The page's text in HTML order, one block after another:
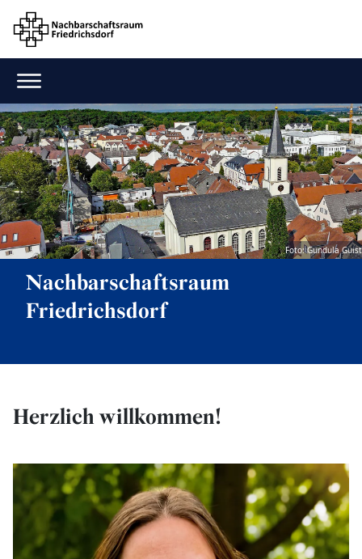
Foto: Gundula Guist
Nachbarschaftsraum
Friedrichsdorf
Herzlich willkommen!